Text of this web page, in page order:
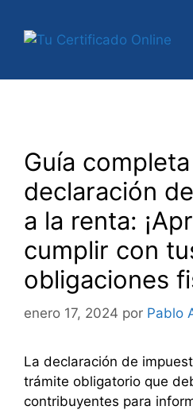
contenido
Guía
declaración
a la renta:
cumplir con
obligaciones
enero 17, 2024 por Pablo
La declaración de
trámite obligatorio que
contribuyentes para